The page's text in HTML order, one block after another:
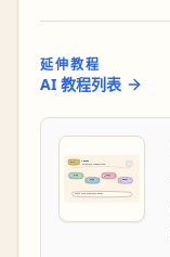
延伸教程
AI 教程列表